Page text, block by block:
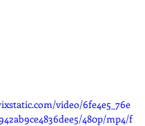
video/6fe4e5_76e
480p/mp4/f